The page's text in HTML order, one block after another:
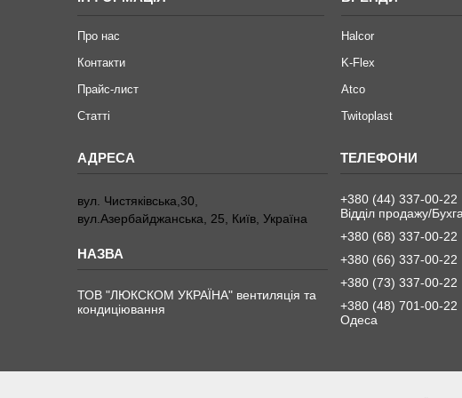
Про нас
Контакти
Прайс-лист
Статті
Halcor
K-Flex
Atco
Twitoplast
вул. Чистяківська,30,
вул.Азербайджанська, 25, Київ, Україна
ТОВ "ЛЮКСКОМ УКРАЇНА" вентиляція та
кондиціювання
+380 (44) 337-00-22
Відділ продажу/
+380 (68) 337-00-22
+380 (66) 337-00-22
+380 (73) 337-00-22
+380 (48) 701-00-22
Одеса